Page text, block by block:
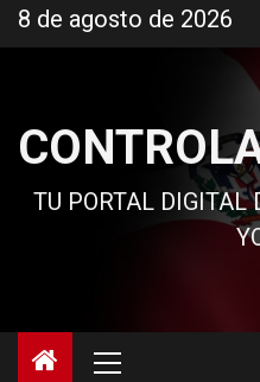
al
8 de agosto de 2026
TU PORTAL
principal